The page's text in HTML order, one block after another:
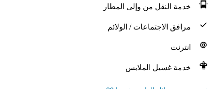
خدمة النقل من وإلى المطار
مرافق الاجتماعات / الولائم
انترنت
خدمة غسيل الملابس